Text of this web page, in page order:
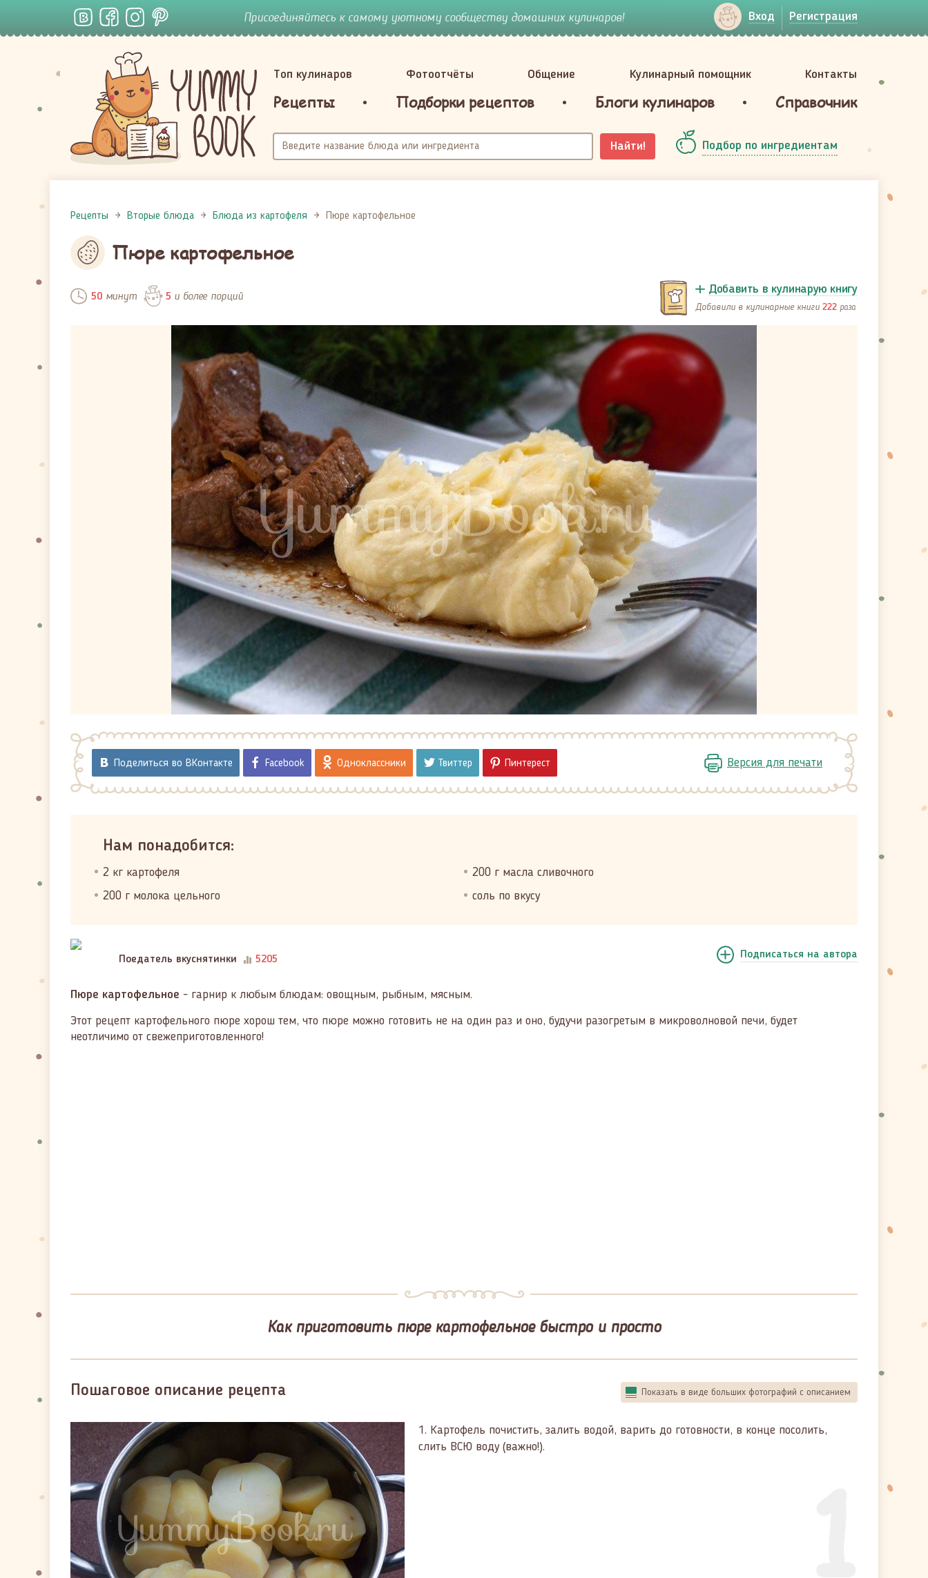
Присоединяйтесь к самому уютному сообществу домашних кулинаров! Вход Регистрация
Топ кулинаров Фотоотчёты Общение Кулинарный помощник Контакты
Рецепты Подборки рецептов Блоги кулинаров Справочник
Найти! Подбор по ингредиентам
Рецепты Вторые блюда Блюда из картофеля Пюре картофельное
Пюре картофельное
50минут 5 и более порций Добавить в кулинарую книгу
Добавили в кулинарные книги 222 раза
Поделиться во ВКонтакте Facebook Одноклассники Твиттер Пинтерест Версия для печати
Нам понадобится:
2 кг картофеля
200 г масла сливочного
200 г молока цельного
соль по вкусу
Поедатель вкуснятинки 5205 Подписаться на автора
Пюре картофельное - гарнир к любым блюдам: овощным, рыбным, мясным.
Этот рецепт картофельного пюре хорош тем, что пюре можно готовить не на один раз и оно, будучи разогретым в микроволновой печи, будет
неотличимо от свежеприготовленного!
Как приготовить пюре картофельное быстро и просто
Пошаговое описание рецепта Показать в виде больших фотографий с описанием
1. Картофель почистить, залить водой, варить до готовности, в конце посолить,
слить ВСЮ воду (важно!).